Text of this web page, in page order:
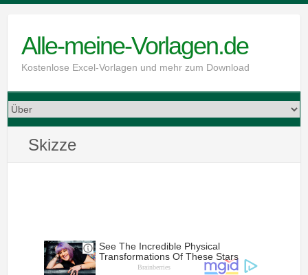
contentAlle-meine-Vorlagen.de
Kostenlose Excel-Vorlagen und mehr zum Download
Skizze